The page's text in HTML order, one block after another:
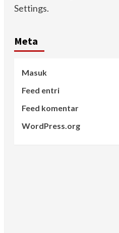
Settings.
Meta
Masuk
Feed entri
Feed komentar
WordPress.org